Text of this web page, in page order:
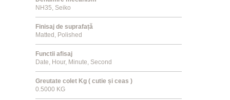
NH35, Seiko
Finisaj de suprafață
Matted, Polished
Functii afisaj
Date, Hour, Minute, Second
Greutate colet Kg ( cutie și ceas )
0.5000 KG